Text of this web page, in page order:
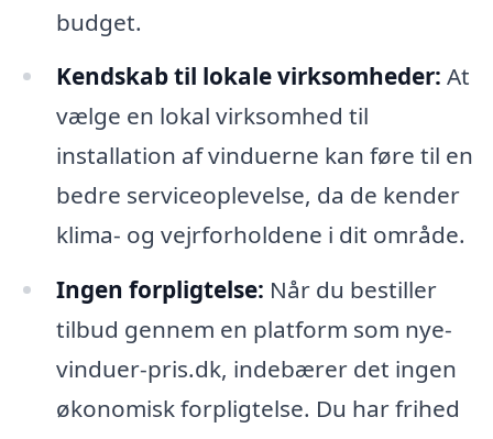
budget.
Kendskab til lokale virksomheder: At
vælge en lokal virksomhed til
installation af vinduerne kan føre til en
bedre serviceoplevelse, da de kender
klima- og vejrforholdene i dit område.
Ingen forpligtelse: Når du bestiller
tilbud gennem en platform som nye-
vinduer-pris.dk, indebærer det ingen
økonomisk forpligtelse. Du har frihed